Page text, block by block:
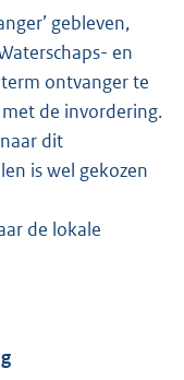
gebleven,
en
ontvanger te
de invordering.
dit
is wel gekozen
de lokale